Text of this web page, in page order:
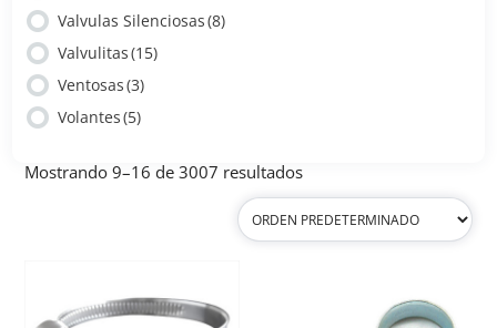
Valvulas Silenciosas(8)
Valvulitas(15)
Ventosas(3)
Volantes(5)
Mostrando 9–16 de 3007 resultados